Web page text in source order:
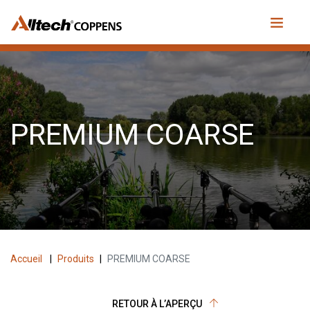
PREMIUM COARSE
Accueil Produits PREMIUM COARSE
RETOUR À L’APERÇU